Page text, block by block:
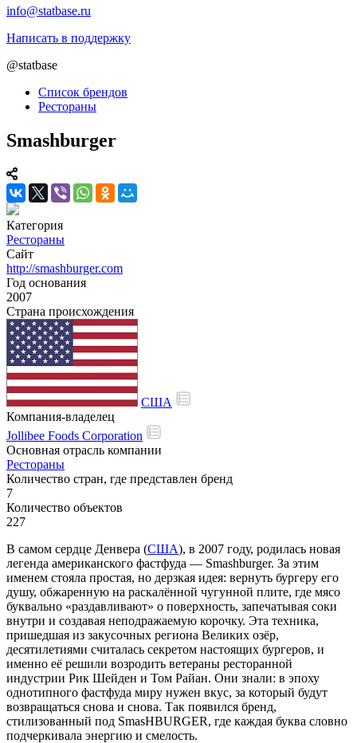
info@statbase.ru
Написать в поддержку
@statbase
Список брендов
Рестораны
Smashburger
Категория
Рестораны
Сайт
http://smashburger.com
Год основания
2007
Страна происхождения
США
Компания-владелец
Jollibee Foods Corporation
Основная отрасль компании
Рестораны
Количество стран, где представлен бренд
7
Количество объектов
227
В самом сердце Денвера (США), в 2007 году, родилась новая
легенда американского фастфуда — Smashburger. За этим
именем стояла простая, но дерзкая идея: вернуть бургеру его
душу, обжаренную на раскалённой чугунной плите, где мясо
буквально «раздавливают» о поверхность, запечатывая соки
внутри и создавая неподражаемую корочку. Эта техника,
пришедшая из закусочных региона Великих озёр,
десятилетиями считалась секретом настоящих бургеров, и
именно её решили возродить ветераны ресторанной
индустрии Рик Шейден и Том Райан. Они знали: в эпоху
однотипного фастфуда миру нужен вкус, за который будут
возвращаться снова и снова. Так появился бренд,
стилизованный под SmasHBURGER, где каждая буква словно
подчеркивала энергию и смелость.